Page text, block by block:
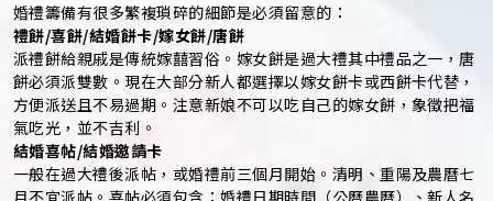
婚禮籌備有很多繁複瑣碎的細節是必須留意的：
禮餅/喜餅/結婚餅卡/嫁女餅/唐餅
派禮餅給親戚是傳統嫁囍習俗。嫁女餅是過大禮其中禮品之一，唐
餅必須派雙數。現在大部分新人都選擇以嫁女餅卡或西餅卡代替，
方便派送且不易過期。注意新娘不可以吃自己的嫁女餅，象徵把福
氣吃光，並不吉利。
結婚喜帖/結婚邀請卡
一般在過大禮後派帖，或婚禮前三個月開始。清明、重陽及農曆七